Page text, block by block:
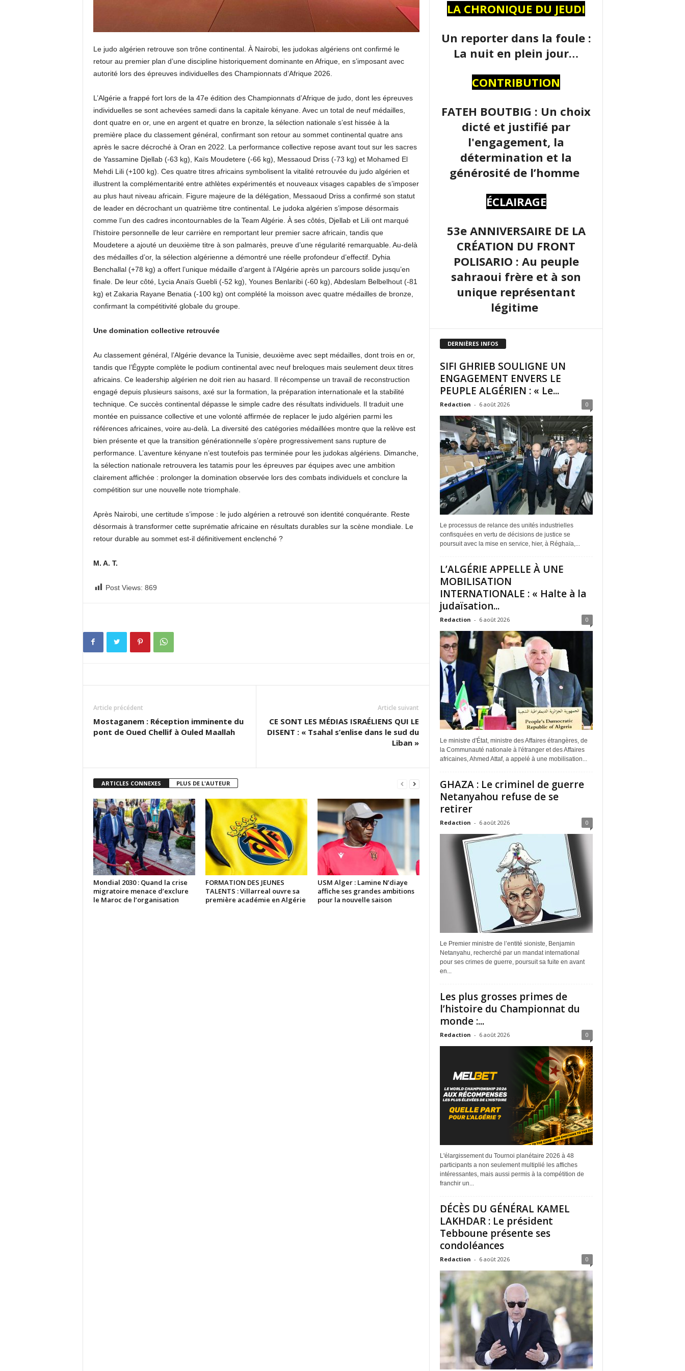
Le judo algérien retrouve son trône continental. À Nairobi, les judokas algériens ont confirmé le
retour au premier plan d’une discipline historiquement dominante en Afrique, en s’imposant avec
autorité lors des épreuves individuelles des Championnats d’Afrique 2026.
L’Algérie a frappé fort lors de la 47e édition des Championnats d’Afrique de judo, dont les épreuves
individuelles se sont achevées samedi dans la capitale kényane. Avec un total de neuf médailles,
dont quatre en or, une en argent et quatre en bronze, la sélection nationale s’est hissée à la
première place du classement général, confirmant son retour au sommet continental quatre ans
après le sacre décroché à Oran en 2022. La performance collective repose avant tout sur les sacres
de Yassamine Djellab (-63 kg), Kaïs Moudetere (-66 kg), Messaoud Driss (-73 kg) et Mohamed El
Mehdi Lili (+100 kg). Ces quatre titres africains symbolisent la vitalité retrouvée du judo algérien et
illustrent la complémentarité entre athlètes expérimentés et nouveaux visages capables de s’imposer
au plus haut niveau africain. Figure majeure de la délégation, Messaoud Driss a confirmé son statut
de leader en décrochant un quatrième titre continental. Le judoka algérien s’impose désormais
comme l’un des cadres incontournables de la Team Algérie. À ses côtés, Djellab et Lili ont marqué
l’histoire personnelle de leur carrière en remportant leur premier sacre africain, tandis que
Moudetere a ajouté un deuxième titre à son palmarès, preuve d’une régularité remarquable. Au-delà
des médailles d’or, la sélection algérienne a démontré une réelle profondeur d’effectif. Dyhia
Benchallal (+78 kg) a offert l’unique médaille d’argent à l’Algérie après un parcours solide jusqu’en
finale. De leur côté, Lycia Anaïs Guebli (-52 kg), Younes Benlaribi (-60 kg), Abdeslam Belbelhout (-81
kg) et Zakaria Rayane Benatia (-100 kg) ont complété la moisson avec quatre médailles de bronze,
confirmant la compétitivité globale du groupe.
Une domination collective retrouvée
Au classement général, l’Algérie devance la Tunisie, deuxième avec sept médailles, dont trois en or,
tandis que l’Égypte complète le podium continental avec neuf breloques mais seulement deux titres
africains. Ce leadership algérien ne doit rien au hasard. Il récompense un travail de reconstruction
engagé depuis plusieurs saisons, axé sur la formation, la préparation internationale et la stabilité
technique. Ce succès continental dépasse le simple cadre des résultats individuels. Il traduit une
montée en puissance collective et une volonté affirmée de replacer le judo algérien parmi les
références africaines, voire au-delà. La diversité des catégories médaillées montre que la relève est
bien présente et que la transition générationnelle s’opère progressivement sans rupture de
performance. L’aventure kényane n’est toutefois pas terminée pour les judokas algériens. Dimanche,
la sélection nationale retrouvera les tatamis pour les épreuves par équipes avec une ambition
clairement affichée : prolonger la domination observée lors des combats individuels et conclure la
compétition sur une nouvelle note triomphale.
Après Nairobi, une certitude s’impose : le judo algérien a retrouvé son identité conquérante. Reste
désormais à transformer cette suprématie africaine en résultats durables sur la scène mondiale. Le
retour durable au sommet est-il définitivement enclenché ?
M. A. T.
Post Views: 869
Article précédent
Mostaganem : Réception imminente du
pont de Oued Chellif à Ouled Maallah
Article suivant
CE SONT LES MÉDIAS ISRAÉLIENS QUI LE
DISENT : « Tsahal s’enlise dans le sud du
Liban »
ARTICLES CONNEXES PLUS DE L'AUTEUR
Mondial 2030 : Quand la crise
migratoire menace d’exclure
le Maroc de l’organisation
FORMATION DES JEUNES
TALENTS : Villarreal ouvre sa
première académie en Algérie
USM Alger : Lamine N’diaye
affiche ses grandes ambitions
pour la nouvelle saison
LA CHRONIQUE DU JEUDI
Un reporter dans la foule :
La nuit en plein jour…
CONTRIBUTION
FATEH BOUTBIG : Un choix
dicté et justifié par
l'engagement, la
détermination et la
générosité de l’homme
ÉCLAIRAGE
53e ANNIVERSAIRE DE LA
CRÉATION DU FRONT
POLISARIO : Au peuple
sahraoui frère et à son
unique représentant
légitime
DERNIÈRES INFOS
SIFI GHRIEB SOULIGNE UN
ENGAGEMENT ENVERS LE
PEUPLE ALGÉRIEN : « Le...
Redaction - 6 août 2026 0
Le processus de relance des unités industrielles
confisquées en vertu de décisions de justice se
poursuit avec la mise en service, hier, à Réghaïa,...
L’ALGÉRIE APPELLE À UNE
MOBILISATION
INTERNATIONALE : « Halte à la
judaïsation...
Redaction - 6 août 2026 0
Le ministre d'État, ministre des Affaires étrangères, de
la Communauté nationale à l'étranger et des Affaires
africaines, Ahmed Attaf, a appelé à une mobilisation...
GHAZA : Le criminel de guerre
Netanyahou refuse de se
retirer
Redaction - 6 août 2026 0
Le Premier ministre de l’entité sioniste, Benjamin
Netanyahu, recherché par un mandat international
pour ses crimes de guerre, poursuit sa fuite en avant
en...
Les plus grosses primes de
l’histoire du Championnat du
monde :...
Redaction - 6 août 2026 0
L'élargissement du Tournoi planétaire 2026 à 48
participants a non seulement multiplié les affiches
intéressantes, mais aussi permis à la compétition de
franchir un...
DÉCÈS DU GÉNÉRAL KAMEL
LAKHDAR : Le président
Tebboune présente ses
condoléances
Redaction - 6 août 2026 0